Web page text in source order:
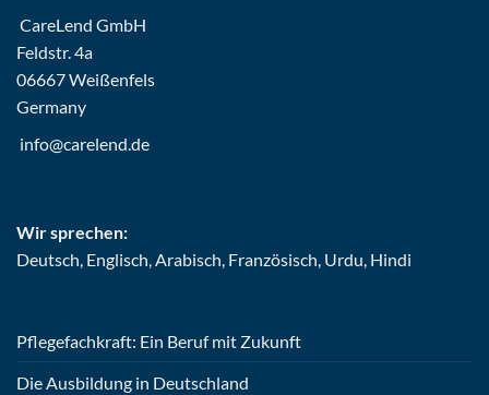
CareLend GmbH
Feldstr. 4a
06667 Weißenfels
Germany
info@carelend.de
Wir sprechen:
Deutsch, Englisch, Arabisch, Französisch, Urdu, Hindi
Pflegefachkraft: Ein Beruf mit Zukunft
Die Ausbildung in Deutschland